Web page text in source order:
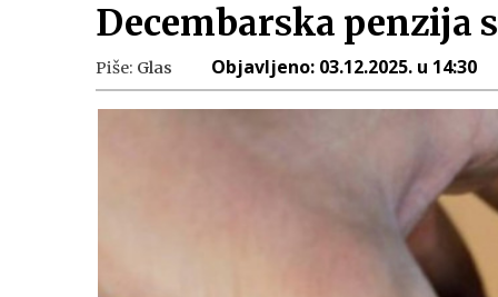
Decembarska penzija
Piše: Glas Objavljeno: 03.12.2025. u 14:30